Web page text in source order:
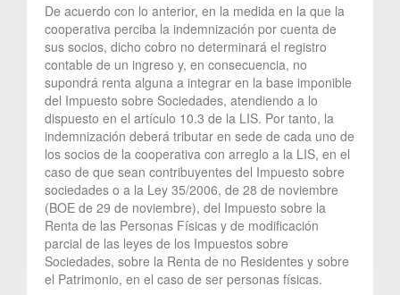
De acuerdo con lo anterior, en la medida en la que la
cooperativa perciba la indemnización por cuenta de
sus socios, dicho cobro no determinará el registro
contable de un ingreso y, en consecuencia, no
supondrá renta alguna a integrar en la base imponible
del Impuesto sobre Sociedades, atendiendo a lo
dispuesto en el artículo 10.3 de la LIS. Por tanto, la
indemnización deberá tributar en sede de cada uno de
los socios de la cooperativa con arreglo a la LIS, en el
caso de que sean contribuyentes del Impuesto sobre
sociedades o a la Ley 35/2006, de 28 de noviembre
(BOE de 29 de noviembre), del Impuesto sobre la
Renta de las Personas Físicas y de modificación
parcial de las leyes de los Impuestos sobre
Sociedades, sobre la Renta de no Residentes y sobre
el Patrimonio, en el caso de ser personas físicas.